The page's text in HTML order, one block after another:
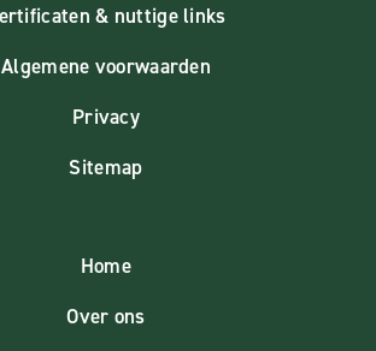
& nuttige links
Algemene voorwaarden
Privacy
Sitemap
Home
Over ons